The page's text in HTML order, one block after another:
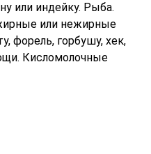
или индейку. Рыба.
или нежирные
форель, горбушу, хек,
Кисломолочные